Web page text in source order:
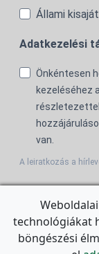
Állami
Adatkezelési
Önkéntesen
kezeléséhez
van.
A leiratkozás a
For the English
technológiákat
böngészési